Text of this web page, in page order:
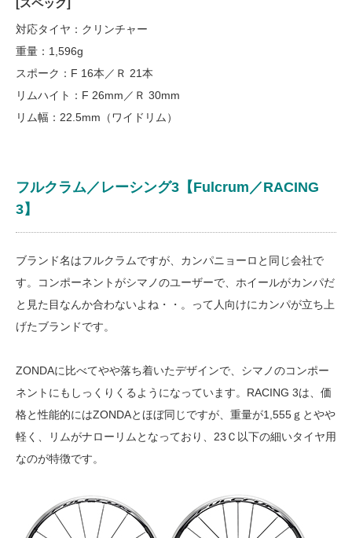
[スペック]
対応タイヤ：クリンチャー
重量：1,596g
スポーク：F 16本／Ｒ 21本
リムハイト：F 26mm／Ｒ 30mm
リム幅：22.5mm（ワイドリム）
フルクラム／レーシング3【Fulcrum／RACING
3】
ブランド名はフルクラムですが、カンパニョーロと同じ会社で
す。コンポーネントがシマノのユーザーで、ホイールがカンパだ
と見た目なんか合わないよね・・。って人向けにカンパが立ち上
げたブランドです。
ZONDAに比べてやや落ち着いたデザインで、シマノのコンポー
ネントにもしっくりくるようになっています。RACING 3は、価
格と性能的にはZONDAとほぼ同じですが、重量が1,555ｇとやや
軽く、リムがナローリムとなっており、23Ｃ以下の細いタイヤ用
なのが特徴です。